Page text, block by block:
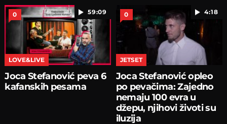
59:09
0
LOVE&LIVE
Joca Stefanović peva 6
kafanskih pesama
4:18
0
JETSET
Joca Stefanović opleo
po pevačima: Zajedno
nemaju 100 evra u
džepu, njihovi životi su
iluzija